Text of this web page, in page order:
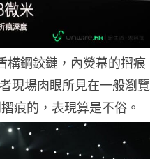
鋼鉸鏈，內熒幕的摺痕
現場肉眼所見在一般瀏覽
痕的，表現算是不俗。